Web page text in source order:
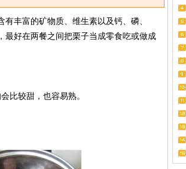
丰富的矿物质、维生素以及钙、磷、
最好在两餐之间把栗子当成零食吃或做成
比较甜，也容易熟。